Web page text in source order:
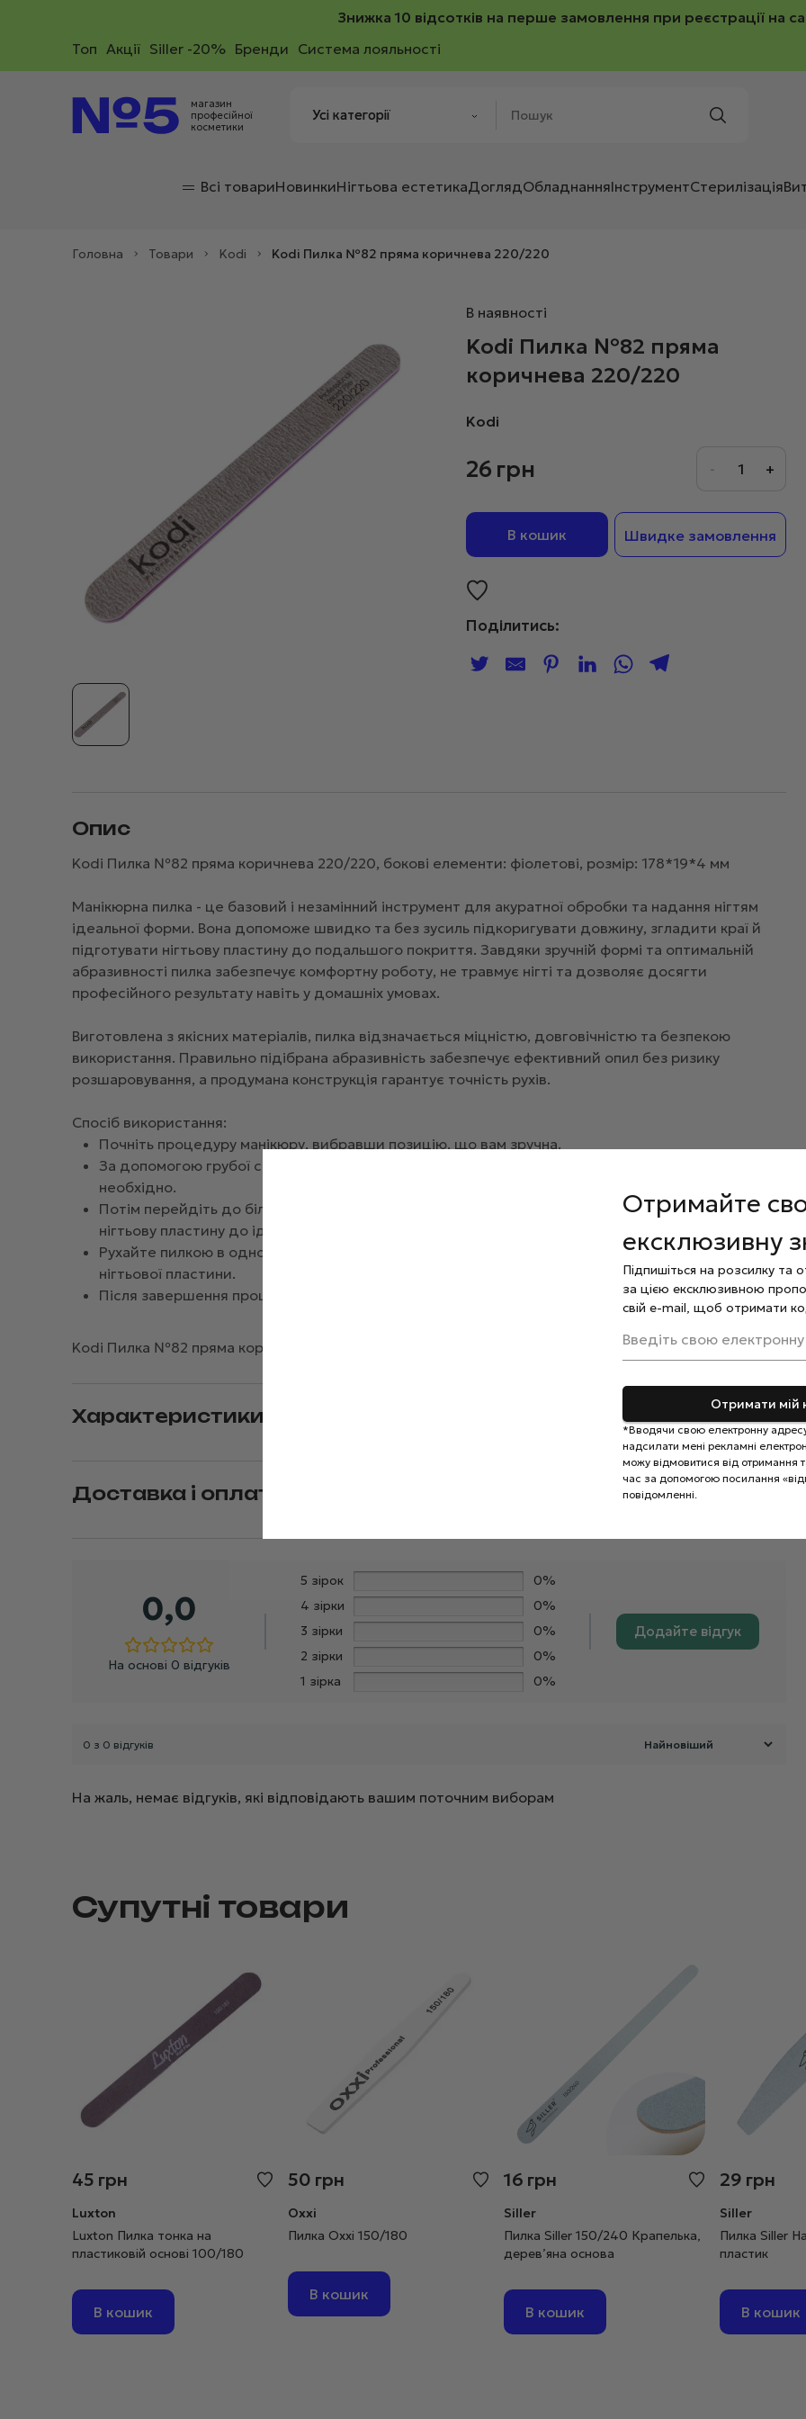
Отримайте
ексклюзивну
Підпишіться на розсилку та
за цією ексклюзивною
свій e-mail, щоб отримати
Введіть свою
Отримати мій
*Вводячи свою електронну
надсилати мені рекламні
можу відмовитися від отримання
час за допомогою посилання
повідомленні.
Знижка 10 відсотків на перше замовлення при реєстрації на
Toп Акції Siller -20% Бренди Система лояльності
магазин
професійної
косметики
Всі товариНовинкиНігтьова естетикаДоглядОбладнанняІнструментСтерилізація
Головна > Товари > Kodi > Kodi Пилка №82 пряма коричнева 220/220
В наявності
Kodi Пилка №82 пряма
коричнева 220/220
Kodi
26 грн
В кошик Швидке замовлення
Поділитись:
Опис
Kodi Пилка №82 пряма коричнева 220/220, бокові елементи: фіолетові, розмір: 178*19*4 мм
Манікюрна пилка - це базовий і незамінний інструмент для акуратної обробки та надання нігтям
ідеальної форми. Вона допоможе швидко та без зусиль підкоригувати довжину, згладити краї й
підготувати нігтьову пластину до подальшого покриття. Завдяки зручній формі та оптимальній
абразивності пилка забезпечує комфортну роботу, не травмує нігті та дозволяє досягти
професійного результату навіть у домашніх умовах.
Виготовлена з якісних матеріалів, пилка відзначається міцністю, довговічністю та безпекою
використання. Правильно підібрана абразивність забезпечує ефективний опил без ризику
розшаровування, а продумана конструкція гарантує точність рухів.
Спосіб використання:
Почніть процедуру манікюру, вибравши позицію, що вам зручна.
За допомогою грубої сторони пилки вирівняйте форму і скоротіть довжину нігтів, якщо
необхідно.
Потім перейдіть до більш дрібного зерна, щоб відшліфувати недосконалості та довести
нігтьову пластину до ідеального стану.
Рухайте пилкою в одному напрямку, уникаючи зайвого натискання для запобігання пошкоджень
нігтьової пластини.
Після завершення процедури для догляду за кутикулою нанесіть спеціальнуолію.
Kodi Пилка №82 пряма коричнева 220/220 використовується тільки для індивідуального догляду.
Характеристики
Доставка і оплата
0,0
На основі 0 відгуків
5 зірок
0%
4 зірки
0%
3 зірки
0%
2 зірки
0%
1 зірка
0%
Додайте відгук
0 з 0 відгуків
На жаль, немає відгуків, які відповідають вашим поточним виборам
Супутні товари
45 грн
Luxton
Luxton Пилка тонка на
пластиковій основі 100/180
В кошик
50 грн
Oxxi
Пилка Oxxi 150/180
В кошик
16 грн
Siller
Пилка Siller 150/240 Крапелька,
дерев’яна основа
В кошик
29 грн
Siller
Пилка Siller
пластик
В кошик